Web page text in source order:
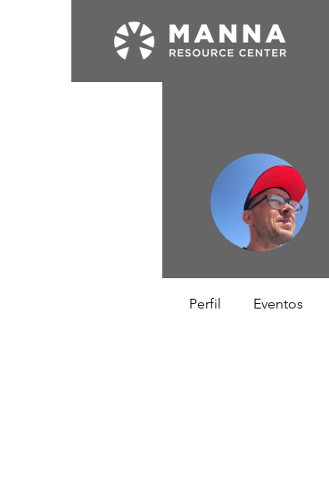
Perfil Eventos